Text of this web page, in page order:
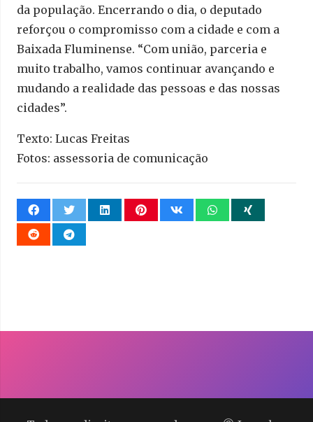
da população. Encerrando o dia, o deputado
reforçou o compromisso com a cidade e com a
Baixada Fluminense. “Com união, parceria e
muito trabalho, vamos continuar avançando e
mudando a realidade das pessoas e das nossas
cidades”.
Texto: Lucas Freitas
Fotos: assessoria de comunicação